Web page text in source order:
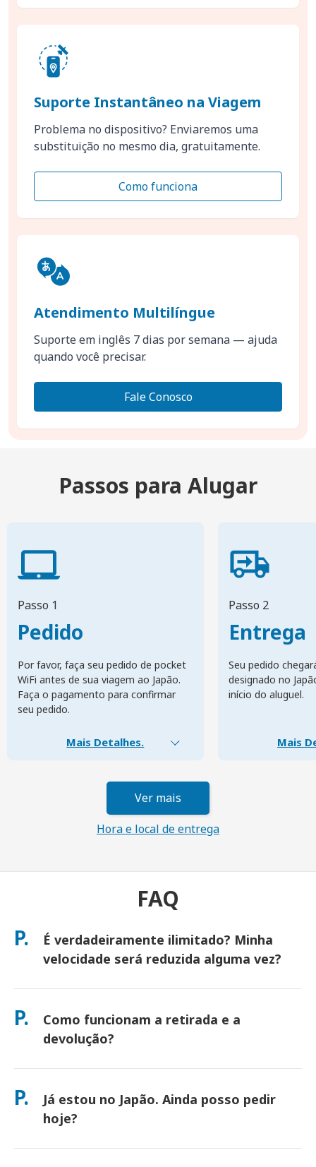
Suporte Instantâneo na Viagem
Problema no dispositivo? Enviaremos uma
substituição no mesmo dia, gratuitamente.
Como funciona
Atendimento Multilíngue
Suporte em inglês 7 dias por semana — ajuda
quando você precisar.
Fale Conosco
Passos para Alugar
Passo 1
Pedido
Por favor, faça seu pedido de pocket
WiFi antes de sua viagem ao Japão.
Faça o pagamento para confirmar
seu pedido.
Mais Detalhes.
Passo 2
Entrega
Seu pedido
designado no
início do aluguel.
Mais
Ver mais
Hora e local de entrega
FAQ
P.
É verdadeiramente ilimitado? Minha
velocidade será reduzida alguma vez?
Sim. É verdadeiramente ilimitado e não aplicamos limites de
Você pode usar quantos dados quiser, o dia todo. (Como
qualquer rede móvel, o congestionamento temporário da
operadora pode afetar as velocidades). Se alguma vez ocorrer
P.
Como funcionam a retirada e a
devolução?
Retire nos principais aeroportos ou escolha entrega em
devolução pré-pago está incluído — basta depositá-lo em
qualquer caixa de correio no Japão. Sem papelada, sem filas
no balcão.
P.
Já estou no Japão. Ainda posso pedir
hoje?
Sim. A retirada no mesmo dia no aeroporto está disponível.